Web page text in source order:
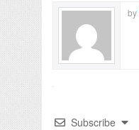
by
Subscribe